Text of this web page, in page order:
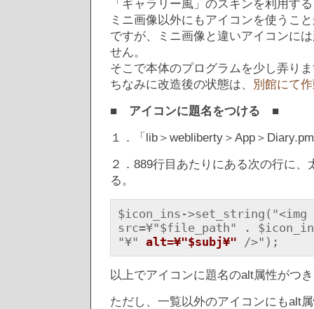
「ギャラリー風」のスキンを利用す
ミニ画像以外にもアイコンを使うこ
ですが、ミニ画像と違いアイコンに
せん。
そこで本体のプログラムを少し弄り
ちなみに改造後の状態は、
別館にて
■ アイコンに題名をつける ■
１．「lib＞webliberty＞App＞
２．889行目あたりにある次の行に、
る。
$icon_ins->set_string("<img
src=¥"$file_path" .
"¥" alt=¥"$subj¥" />");
以上でアイコンに題名のalt属性がつ
ただし、一覧以外のアイコンにもalt